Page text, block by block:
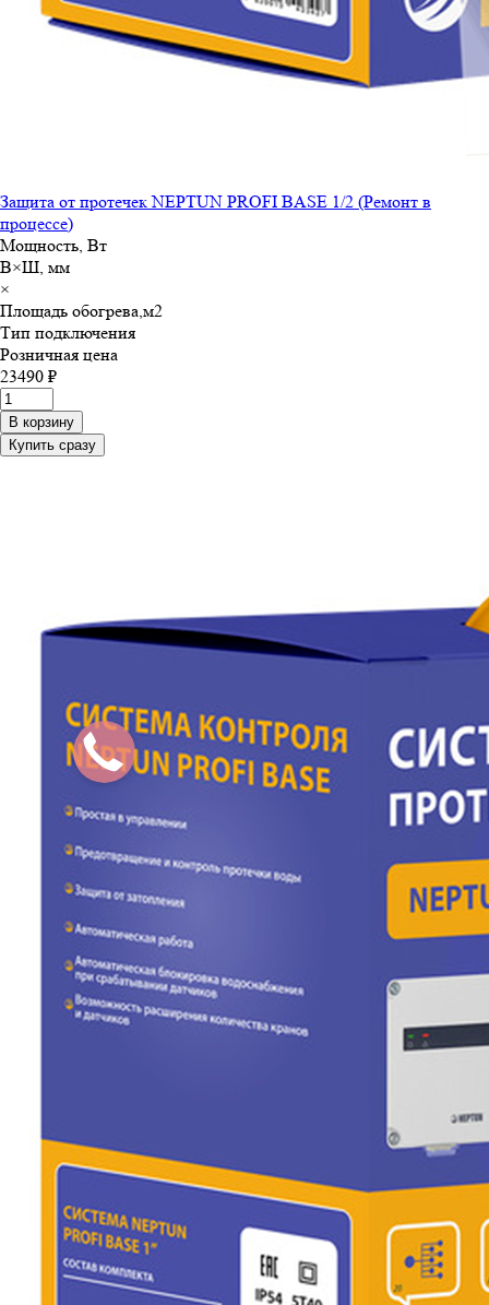
Защита от протечек NEPTUN PROFI BASE 1/2 (Ремонт в
процессе)
Мощность, Вт
В×Ш, мм
×
Площадь обогрева,м2
Тип подключения
Розничная цена
23490 ₽
В корзину
Купить сразу